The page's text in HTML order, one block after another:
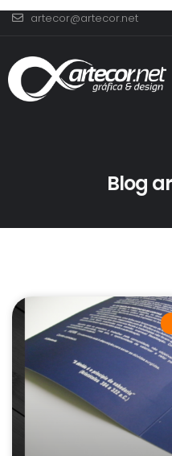
artecor@artecor.net
Blog